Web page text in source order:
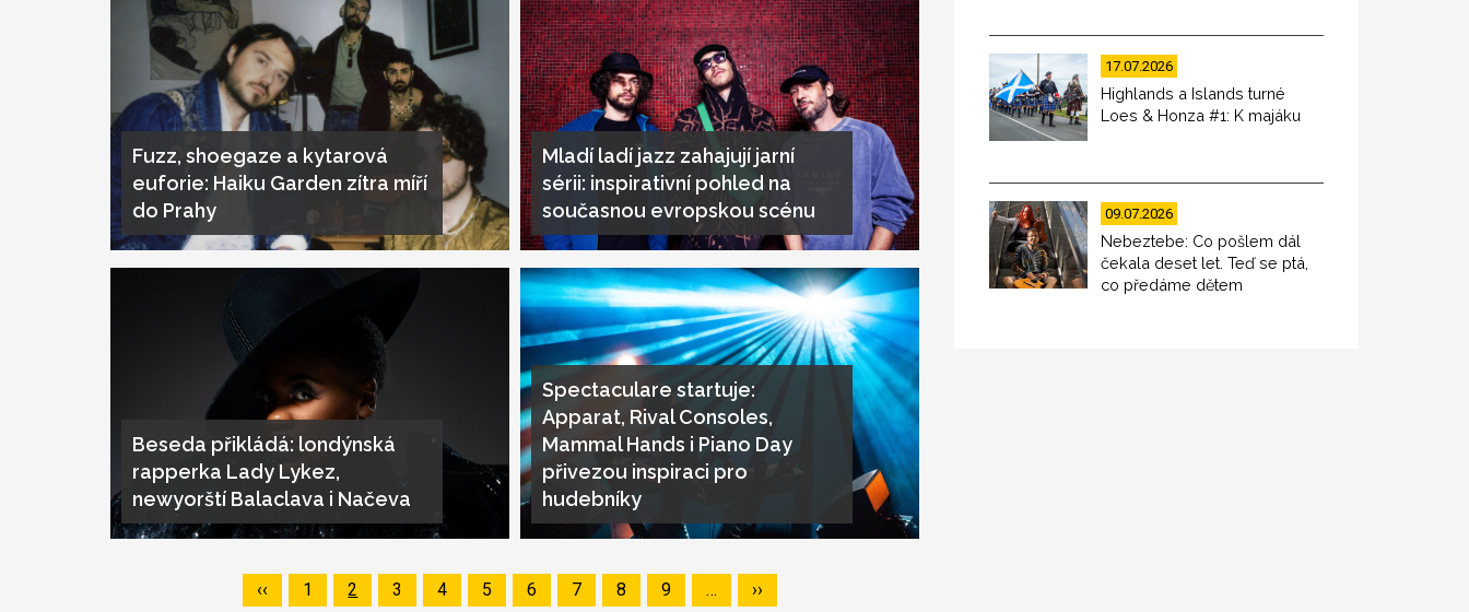
Fuzz, shoegaze a kytarová
euforie: Haiku Garden zítra míří
do Prahy
Mladí ladí jazz zahajují jarní
sérii: inspirativní pohled na
současnou evropskou scénu
Beseda přikládá: londýnská
rapperka Lady Lykez,
newyorští Balaclava i Načeva
Spectaculare startuje:
Apparat, Rival Consoles,
Mammal Hands i Piano Day
přivezou inspiraci pro
hudebníky
Předchozí
‹‹ Page
1 Page
2 Page
3 Page
4 Page
5 Page
6 Page
7 Page
8 Page
9 …
Následující
››
17.07.2026
Highlands a Islands turné
Loes & Honza #1: K majáku
09.07.2026
Nebeztebe: Co pošlem dál
čekala deset let. Teď se ptá,
co předáme dětem